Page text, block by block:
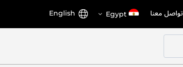
تواصل معنا اختر Egypt اللغة English